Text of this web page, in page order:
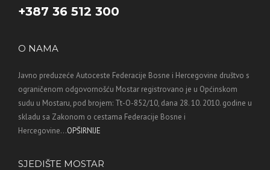
+387 36 512 300
O NAMA
Javno preduzeće Autoceste Federacije Bosne i Hercegovine društvo s
ograničenom odgovornošću Mostar registrovano je u Općinskom
sudu u Mostaru, pod brojem: Tt-O-852/10, dana 28. 10. 2010. godine u
skladu sa Zakonom o cestama Federacije Bosne i
Hercegovine...OPŠIRNIJE
SJEDIŠTE MOSTAR